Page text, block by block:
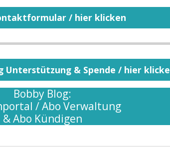
/ hier klicken
Unterstützung & Spende / hier
Bobby Blog:
/ Abo Verwaltung
& Abo Kündigen